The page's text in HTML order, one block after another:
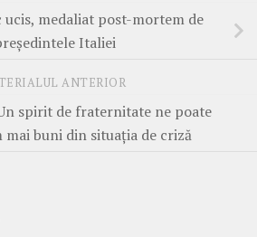
medaliat post-mortem de
Italiei
ANTERIOR
spirit de fraternitate ne poate
mai buni din situația de criză